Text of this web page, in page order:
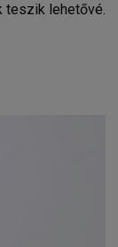
teszik lehetővé.